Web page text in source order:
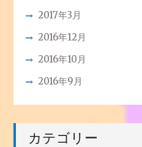
2017年3月
2016年12月
2016年10月
2016年9月
カテゴリー